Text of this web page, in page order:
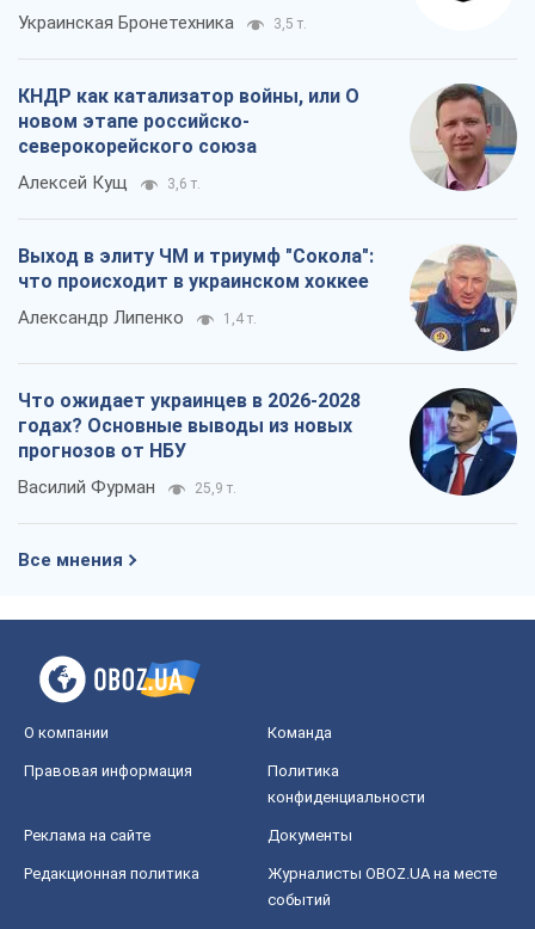
Украинская Бронетехника 3,5 т.
КНДР как катализатор войны, или О
новом этапе российско-
северокорейского союза
Алексей Кущ 3,6 т.
Выход в элиту ЧМ и триумф "Сокола":
что происходит в украинском хоккее
Александр Липенко 1,4 т.
Что ожидает украинцев в 2026-2028
годах? Основные выводы из новых
прогнозов от НБУ
Василий Фурман 25,9 т.
Все мнения
О компании Команда
Правовая информация
Политика
конфиденциальности
Реклама на сайте Документы
Редакционная политика
Журналисты OBOZ.UA на месте
событий